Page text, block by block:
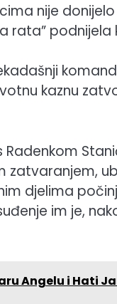
nije donijelo
rata”
kaznu
Radenkom
djelima
im je,
Angelu i Hati